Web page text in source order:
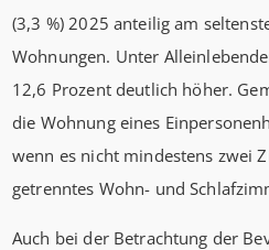
(3,3 %) 2025 anteilig am
Wohnungen. Unter
12,6 Prozent deutlich höher.
die Wohnung eines
wenn es nicht mindestens zwei
getrenntes Wohn- und
Auch bei der Betrachtung der